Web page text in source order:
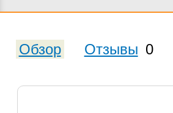
Обзор Отзывы 0